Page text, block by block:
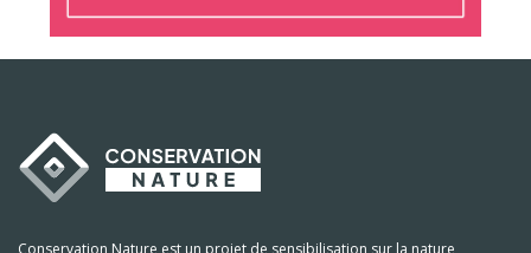
Conservation Nature est un projet de sensibilisation sur la nature,